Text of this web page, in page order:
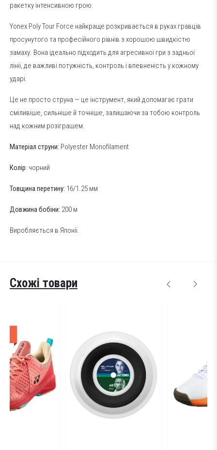
ракетку інтенсивною грою.
Yonex Poly Tour Force найкраще розкривається в руках гравців
просунутого та професійного рівнів з хорошою швидкістю
замаху. Вона ідеально підходить для агресивної гри з задньої
лінії, де важливі потужність, контроль і впевненість у кожному
ударі.
Це не просто струна — це інструмент, який допомагає грати
сміливіше, сильніше й точніше, залишаючи за тобою контроль
над кожним розіграшем.
Матеріал струни: Polyester Monofilament
Колір: чорний
Товщина перетину: 16/1.25 мм
Довжина бобіни: 200 м
Виробляється в Японії.
Схожі товари